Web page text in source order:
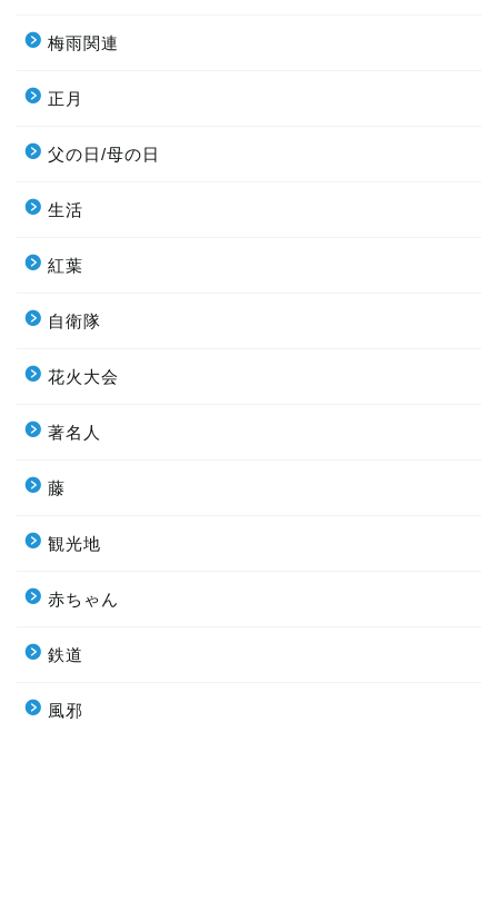
梅雨関連
正月
父の日/母の日
生活
紅葉
自衛隊
花火大会
著名人
藤
観光地
赤ちゃん
鉄道
風邪